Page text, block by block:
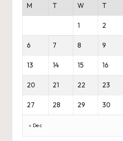
M T W T
1 2
6 7 8 9
13 14 15 16
20 21 22 23
27 28 29 30
« Dec